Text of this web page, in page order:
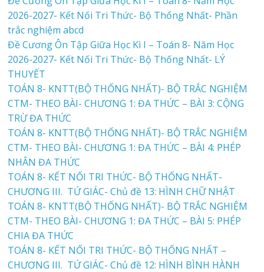
2026-2027- Kết Nối Tri Thức- Bộ Thống Nhất- Phần
trắc nghiệm abcd
Đề Cương Ôn Tập Giữa Học Kì I – Toán 8- Năm Học
2026-2027- Kết Nối Tri Thức- Bộ Thống Nhất- LÝ
THUYẾT
TOÁN 8- KNTT(BỘ THỐNG NHẤT)- BỘ TRẮC NGHIỆM
CTM- THEO BÀI- CHƯƠNG 1: ĐA THỨC – BÀI 3: CỘNG
TRỪ ĐA THỨC
TOÁN 8- KNTT(BỘ THỐNG NHẤT)- BỘ TRẮC NGHIỆM
CTM- THEO BÀI- CHƯƠNG 1: ĐA THỨC – BÀI 4: PHÉP
NHÂN ĐA THỨC
TOÁN 8- KẾT NỐI TRI THỨC- BỘ THỐNG NHẤT-
CHƯƠNG III. TỨ GIÁC- Chủ đề 13: HÌNH CHỮ NHẬT
TOÁN 8- KNTT(BỘ THỐNG NHẤT)- BỘ TRẮC NGHIỆM
CTM- THEO BÀI- CHƯƠNG 1: ĐA THỨC – BÀI 5: PHÉP
CHIA ĐA THỨC
TOÁN 8- KẾT NỐI TRI THỨC- BỘ THỐNG NHẤT –
CHƯƠNG III. TỨ GIÁC- Chủ đề 12: HÌNH BÌNH HÀNH